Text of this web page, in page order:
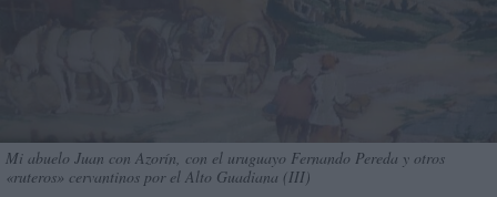
Mi abuelo Juan con Azorín, con el uruguayo Fernando Pereda y otros
«ruteros» cervantinos por el Alto Guadiana (III)